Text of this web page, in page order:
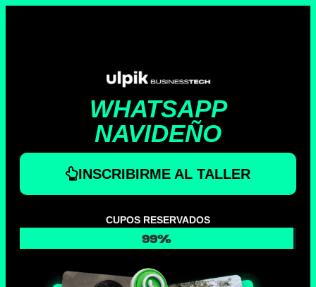
WHATSAPP
NAVIDEÑO
INSCRIBIRME AL TALLER
CUPOS RESERVADOS
99%